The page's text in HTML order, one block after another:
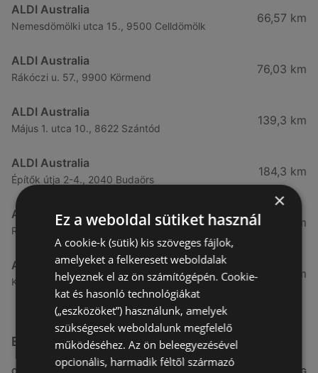
ALDI Australia
Nemesdömölki utca 15., 9500 Celldömölk
66,57 km
ALDI Australia
Rákóczi u. 57., 9900 Körmend
76,03 km
ALDI Australia
Május 1. utca 10., 8622 Szántód
139,3 km
ALDI Australia
Építők útja 2-4., 2040 Budaörs
184,3 km
ALDI Australia
Rákóczi út 38., 1039 Budapest
189,92 km
ALDI Australia
Kondorosi út 6., 1116 Budapest
191,04 km
Egyéb Szupermarketek üzletek a közelben
×
Ez a weboldal sütiket használ
A cookie-k (sütik) kis szöveges fájlok,
amelyeket a felkeresett weboldalak
helyeznek el az ön számítógépén. Cookie-
kat és hasonló technológiákat
(„eszközöket”) használunk, amelyek
szükségesek weboldalunk megfelelő
működéséhez. Az ön beleegyezésével
opcionális, harmadik féltől származó